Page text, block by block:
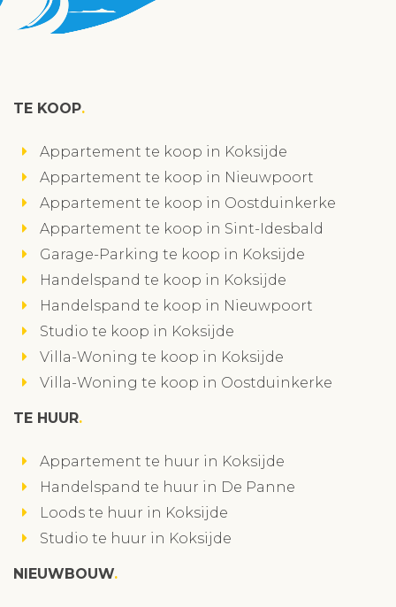
TE KOOP
Appartement te koop in Koksijde
Appartement te koop in Nieuwpoort
Appartement te koop in Oostduinkerke
Appartement te koop in Sint-Idesbald
Garage-Parking te koop in Koksijde
Handelspand te koop in Koksijde
Handelspand te koop in Nieuwpoort
Studio te koop in Koksijde
Villa-Woning te koop in Koksijde
Villa-Woning te koop in Oostduinkerke
TE HUUR
Appartement te huur in Koksijde
Handelspand te huur in De Panne
Loods te huur in Koksijde
Studio te huur in Koksijde
NIEUWBOUW